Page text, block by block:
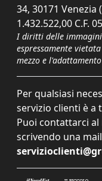
34, 30171 Venezia
1.432.522,00 C.F.
I diritti delle
espressamente
mezzo e
Per qualsiasi
servizio clienti è a
Puoi contattarci
scrivendo una